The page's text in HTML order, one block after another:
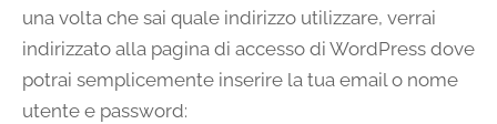
una volta che sai quale indirizzo utilizzare, verrai
indirizzato alla pagina di accesso di WordPress dove
potrai semplicemente inserire la tua email o nome
utente e password: